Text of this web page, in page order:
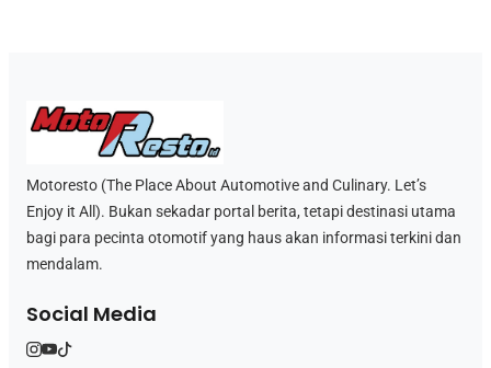
Motoresto (The Place About Automotive and Culinary. Let’s
Enjoy it All). Bukan sekadar portal berita, tetapi destinasi utama
bagi para pecinta otomotif yang haus akan informasi terkini dan
mendalam.
Social Media